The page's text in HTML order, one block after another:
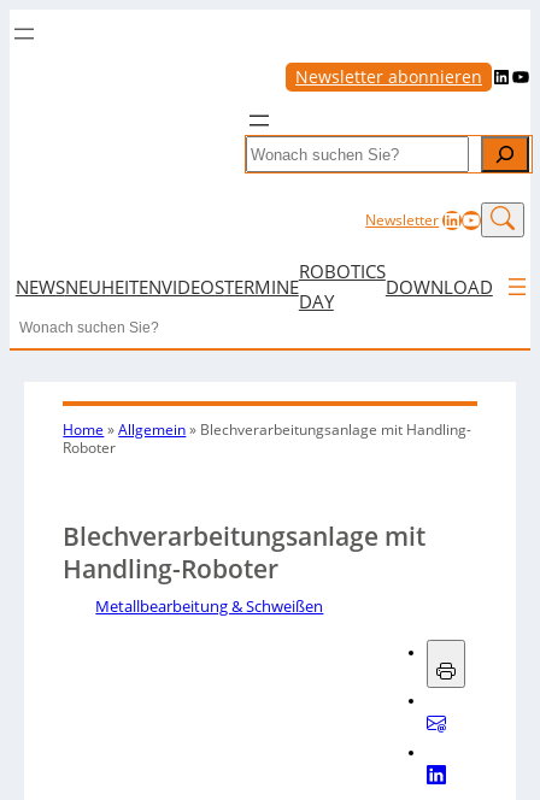
Newsletter abonnieren LinkedIn YouTube
Search
NewsletterLinkedIn
NEWSNEUHEITENVIDEOSTERMINE
ROBOTICS
DAY
DOWNLOAD
Search
Home »Allgemein» Blechverarbeitungsanlage mit Handling-
Roboter
Blechverarbeitungsanlage mit
Handling-Roboter
Metallbearbeitung & Schweißen